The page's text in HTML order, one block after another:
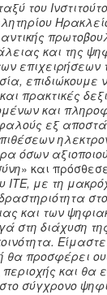
του
και της
πρακτικές
και
εξ
όσων
» και
ΙΤΕ, με τη
και των
στη διάχυση
Είμαστε
προσφέρει
περιοχής και
σύγχρονο